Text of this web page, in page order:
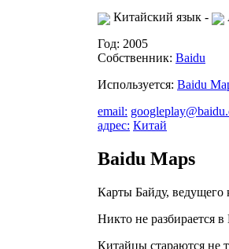
Китайский язык -
Год: 2005
Собственник: Baidu
Используется: Baidu
email:
адрес: Китай
Baidu Maps
Карты Байду, ведущего
Никто не разбирается
Китайцы стараются не